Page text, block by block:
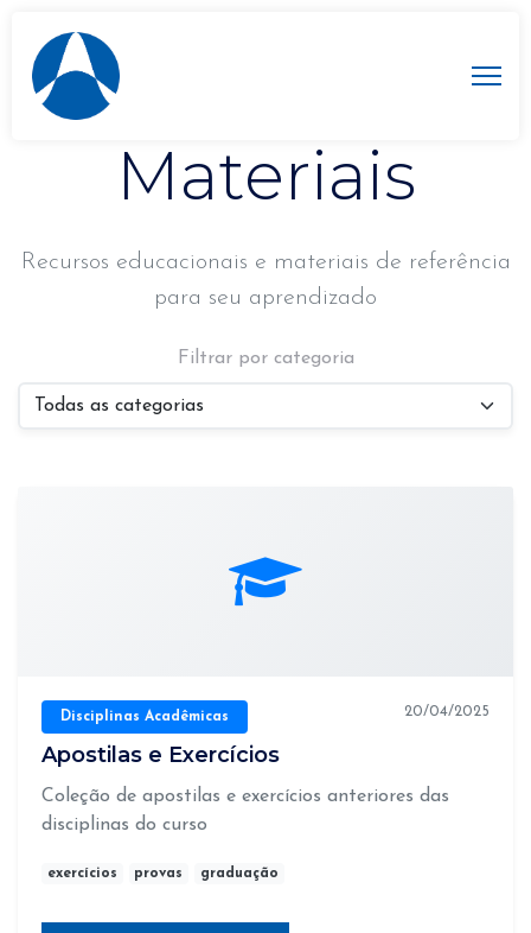
Biblioteca de
Materiais
Recursos educacionais e materiais de referência
para seu aprendizado
Filtrar por categoria
Disciplinas Acadêmicas 20/04/2025
Apostilas e Exercícios
Coleção de apostilas e exercícios anteriores das
disciplinas do curso
exercícios provas graduação